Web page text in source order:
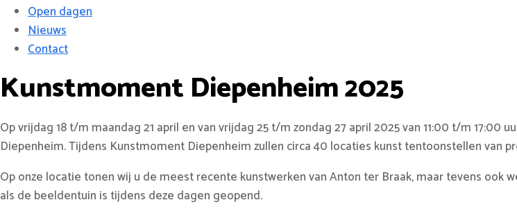
Open dagen
Nieuws
Contact
Kunstmoment Diepenheim 2025
Op vrijdag 18 t/m maandag 21 april en van vrijdag 25 t/m zondag 27 april 2025 van 11:00 t/m
Diepenheim. Tijdens Kunstmoment Diepenheim zullen circa 40 locaties kunst tentoonstellen van
Op onze locatie tonen wij u de meest recente kunstwerken van Anton ter Braak, maar tevens
als de beeldentuin is tijdens deze dagen geopend.